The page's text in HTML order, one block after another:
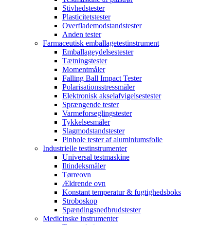
Stivhedstester
Plasticitetstester
Overflademodstandstester
Anden tester
Farmaceutisk emballagetestinstrument
Emballageydelsestester
Tætningstester
Momentmåler
Falling Ball Impact Tester
Polarisationsstressmåler
Elektronisk akselafvigelsestester
Sprængende tester
Varmeforseglingstester
Tykkelsesmåler
Slagmodstandstester
Pinhole tester af aluminiumsfolie
Industrielle testinstrumenter
Universal testmaskine
Iltindeksmåler
Tørreovn
Ældrende ovn
Konstant temperatur & fugtighedsboks
Stroboskop
Spændingsnedbrudstester
Medicinske instrumenter